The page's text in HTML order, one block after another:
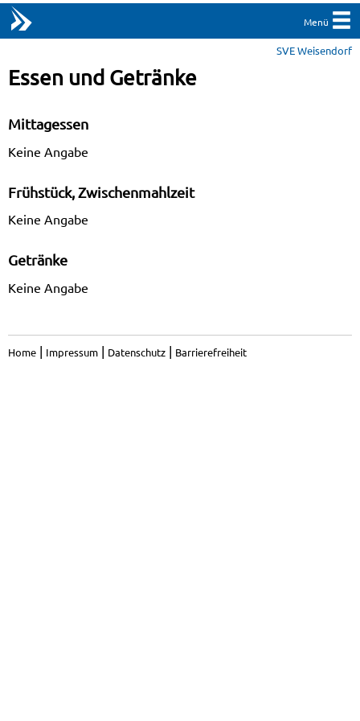
Menü
SVE Weisendorf
Essen und Getränke
Mittagessen
Keine Angabe
Frühstück, Zwischenmahlzeit
Keine Angabe
Getränke
Keine Angabe
Home | Impressum | Datenschutz | Barrierefreiheit